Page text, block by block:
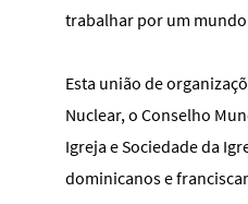
trabalhar por um mundo
Esta união de
Nuclear, o Conselho
Igreja e Sociedade da
dominicanos e